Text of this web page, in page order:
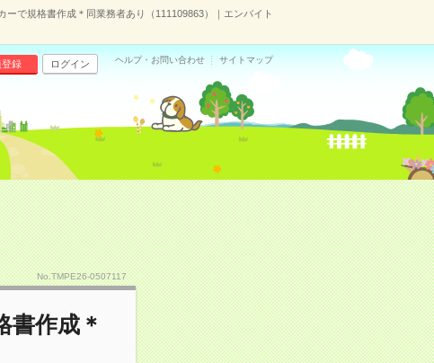
ーで規格書作成＊同業務者あり（111109863）｜エンバイト
録 ログイン ヘルプ・お問い合わせ サイトマップ
No.TMPE26-0507117
書作成＊